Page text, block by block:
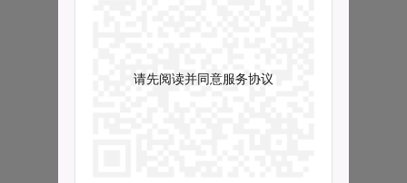
请先阅读并同意服务协议